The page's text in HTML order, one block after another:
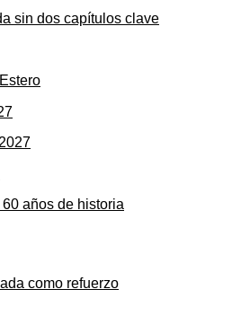
sin dos capítulos clave
años de historia
como refuerzo